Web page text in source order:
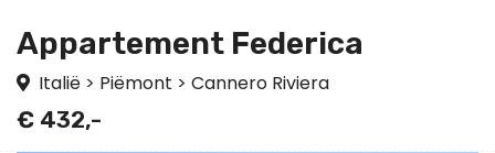
Appartement Federica
Italië > Piëmont > Cannero Riviera
€ 432,-